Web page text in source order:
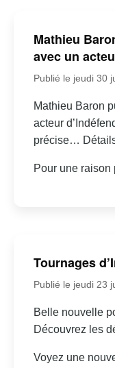
Mathieu
avec un
Publié le jeudi 30
Mathieu Baron
acteur
précise…
Pour une
Tournages
Publié le jeudi 23
Belle nouvelle
Découvrez les
Voyez une